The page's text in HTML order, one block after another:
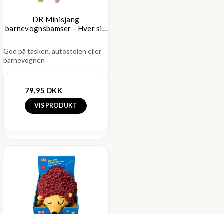
DR Minisjang
barnevognsbamser - Hver sin
God på tasken, autostolen eller
barnevognen
79,95 DKK
VIS PRODUKT